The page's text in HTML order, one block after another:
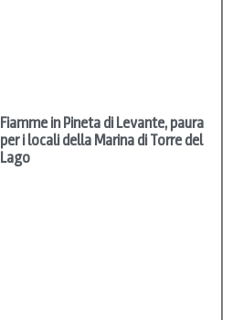
Fiamme in Pineta di Levante, paura
per i locali della Marina di Torre del
Lago